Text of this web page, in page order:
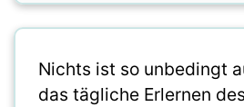
Nichts ist so unbedingt
das tägliche Erlernen